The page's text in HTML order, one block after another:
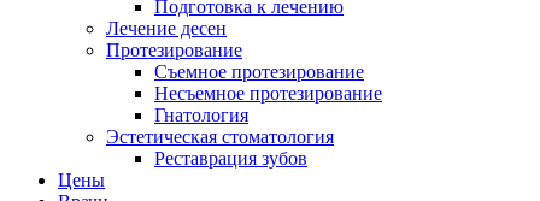
Подготовка к лечению
Лечение десен
Протезирование
Съемное протезирование
Несъемное протезирование
Гнатология
Эстетическая стоматология
Реставрация зубов
Цены